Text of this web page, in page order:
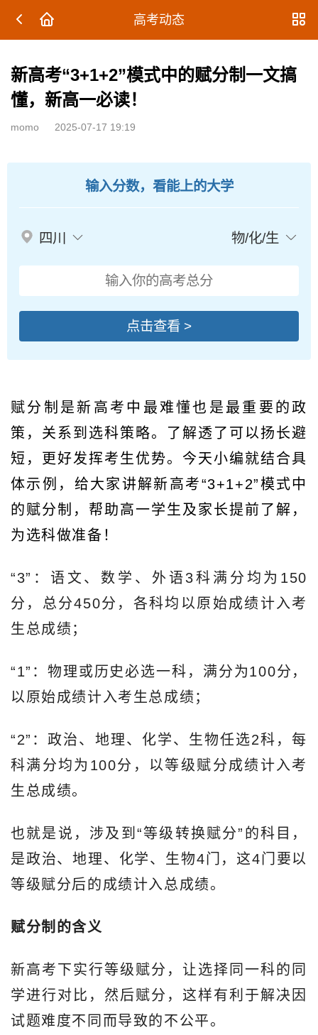
高考动态
新高考“3+1+2”模式中的赋分制一文搞
懂，新高一必读！
momo 2025-07-17 19:19
输入分数，看能上的大学
四川 物/化/生
点击查看 >
赋分制是新高考中最难懂也是最重要的政
策，关系到选科策略。了解透了可以扬长避
短，更好发挥考生优势。今天小编就结合具
体示例，给大家讲解新高考“3+1+2”模式中
的赋分制，帮助高一学生及家长提前了解，
为选科做准备！
“3”：语文、数学、外语3科满分均为150
分，总分450分，各科均以原始成绩计入考
生总成绩；
“1”：物理或历史必选一科，满分为100分，
以原始成绩计入考生总成绩；
“2”：政治、地理、化学、生物任选2科，每
科满分均为100分，以等级赋分成绩计入考
生总成绩。
也就是说，涉及到“等级转换赋分”的科目，
是政治、地理、化学、生物4门，这4门要以
等级赋分后的成绩计入总成绩。
赋分制的含义
新高考下实行等级赋分，让选择同一科的同
学进行对比，然后赋分，这样有利于解决因
试题难度不同而导致的不公平。